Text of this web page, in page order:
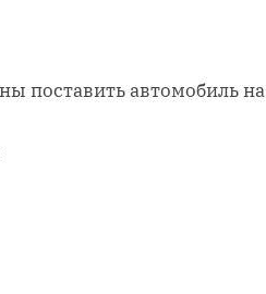
поставить автомобиль на